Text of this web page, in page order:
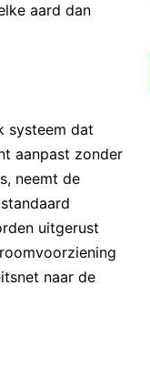
aard dan
systeem dat
aanpast zonder
neemt de
uitgerust
naar de